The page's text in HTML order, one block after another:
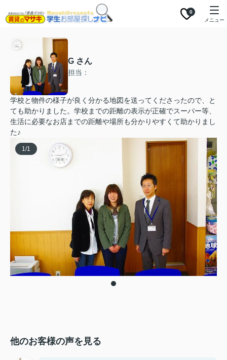
0
メニュー
G さん
担当：
学校と物件の様子が良く分かる地図を送ってくださったので、と
ても助かりました。学校までの距離の表示が正確でスーパー等、
生活に必要なお店までの距離や場所も分かりやすくて助かりまし
た♪
1/1
他のお客様の声を見る